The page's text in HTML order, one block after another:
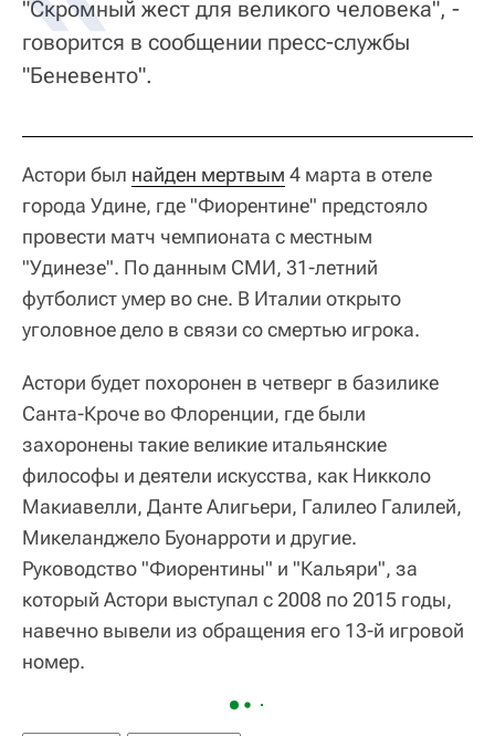
"Скромный жест для великого человека", -
говорится в сообщении пресс-службы
"Беневенто".
Астори был найден мертвым 4 марта в отеле
города Удине, где "Фиорентине" предстояло
провести матч чемпионата с местным
"Удинезе". По данным СМИ, 31-летний
футболист умер во сне. В Италии открыто
уголовное дело в связи со смертью игрока.
Астори будет похоронен в четверг в базилике
Санта-Кроче во Флоренции, где были
захоронены такие великие итальянские
философы и деятели искусства, как Никколо
Макиавелли, Данте Алигьери, Галилео Галилей,
Микеланджело Буонарроти и другие.
Руководство "Фиорентины" и "Кальяри", за
который Астори выступал с 2008 по 2015 годы,
навечно вывели из обращения его 13-й игровой
номер.